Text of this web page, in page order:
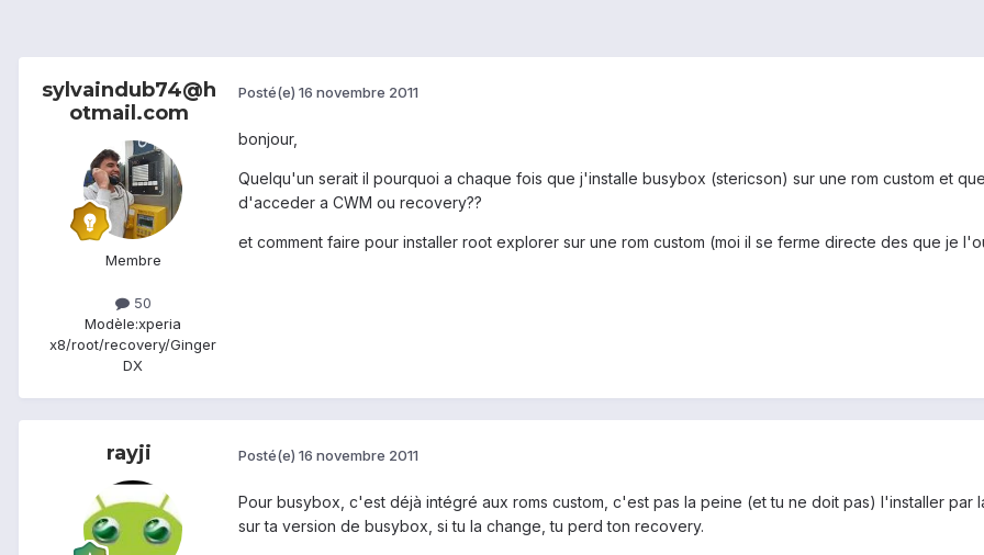
sylvaindub74@h
otmail.com
Membre
50
Modèle:xperia
x8/root/recovery/Ginger
DX
Posté(e) 16 novembre 2011
bonjour,
Quelqu'un serait il pourquoi a chaque fois que j'installe busybox (stericson) sur une rom custom et
d'acceder a CWM ou recovery??
et comment faire pour installer root explorer sur une rom custom (moi il se ferme directe des que je
rayji Posté(e) 16 novembre 2011
Pour busybox, c'est déjà intégré aux roms custom, c'est pas la peine (et tu ne doit pas) l'installer
sur ta version de busybox, si tu la change, tu perd ton recovery.